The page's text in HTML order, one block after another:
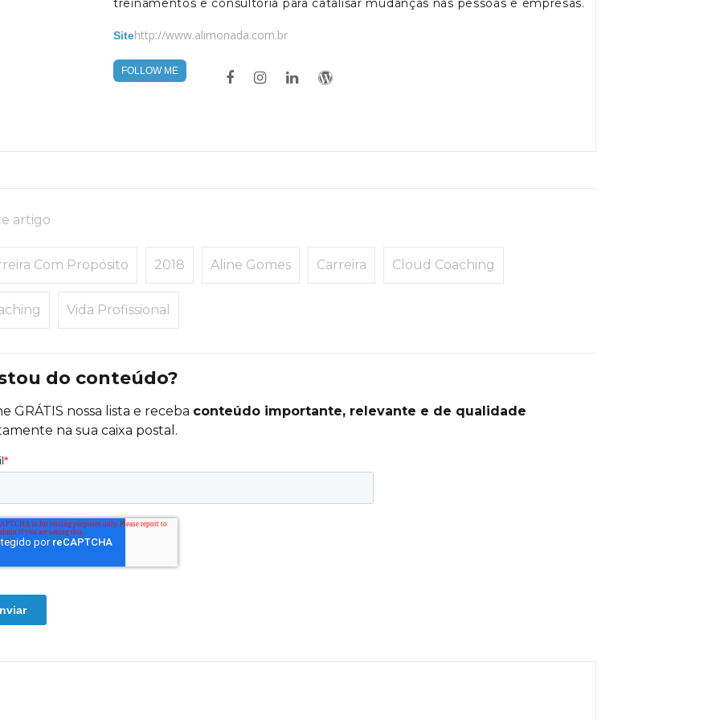
treinamentos e consultoria para catalisar mudanças nas pessoas e empresas.
Sitehttp://www.alimonada.com.br
FOLLOW ME
artigo
Com Propósito 2018 Aline Gomes Carreira Cloud Coaching
Vida Profissional
do conteúdo?
GRÁTIS nossa lista e receba conteúdo importante, relevante e de qualidade
na sua caixa postal.